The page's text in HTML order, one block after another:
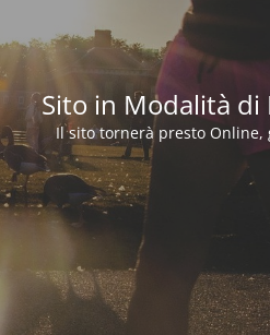
Sito in Modalità
Il sito tornerà presto Online,